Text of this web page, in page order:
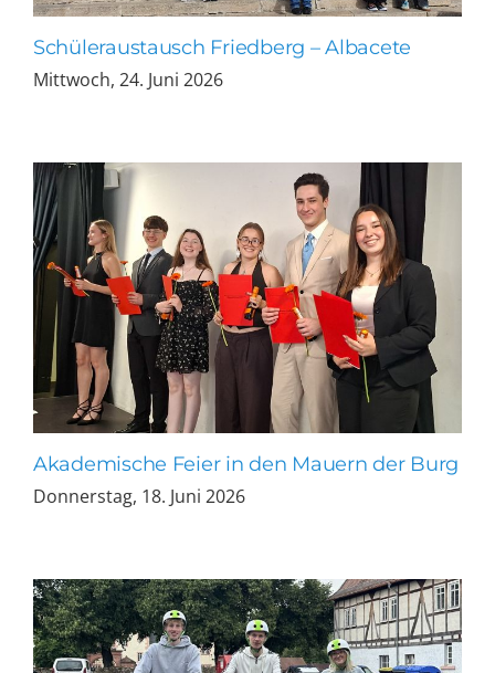
Schüleraustausch Friedberg – Albacete
Mittwoch, 24. Juni 2026
Akademische Feier in den Mauern der Burg
Donnerstag, 18. Juni 2026